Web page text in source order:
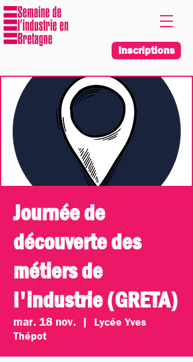
Inscriptions
Journée de
découverte des
métiers de
l'industrie (GRETA)
mar. 18 nov.
  |
Lycée Yves
Thépot